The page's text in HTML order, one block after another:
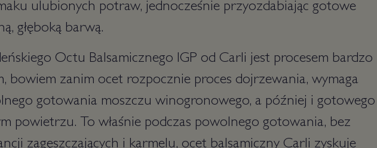
ulubionych potraw, jednocześnie przyozdabiając gotowe
głęboką barwą.
Octu Balsamicznego IGP od Carli jest procesem bardzo
bowiem zanim ocet rozpocznie proces dojrzewania, wymaga
gotowania moszczu winogronowego, a później i gotowego
powietrzu. To właśnie podczas powolnego gotowania, bez
zagęszczających i karmelu, ocet balsamiczny Carli zyskuje